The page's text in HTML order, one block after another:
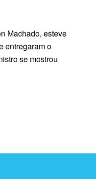
Machado, esteve
entregaram o
se mostrou